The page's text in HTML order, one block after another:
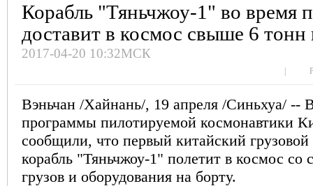
Корабль "Тяньчжоу-1" во время
доставит в космос свыше 6 тонн
2017-04-20 10:32МСК
Вэньчан /Хайнань/, 19 апреля /Синьхуа/ --
программы пилотируемой космонавтики
сообщили, что первый китайский
корабль "Тяньчжоу-1" полетит в космос
грузов и оборудования на борту.